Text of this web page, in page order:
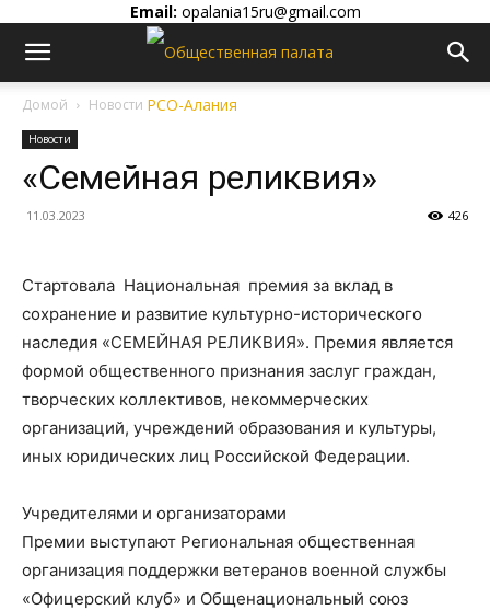
Email: opalania15ru@gmail.com
Домой Новости
Новости
«Семейная реликвия»
11.03.2023 426
Стартовала Национальная премия за вклад в
сохранение и развитие культурно-исторического
наследия «СЕМЕЙНАЯ РЕЛИКВИЯ». Премия является
формой общественного признания заслуг граждан,
творческих коллективов, некоммерческих
организаций, учреждений образования и культуры,
иных юридических лиц Российской Федерации.
Учредителями и организаторами
Премии выступают Региональная общественная
организация поддержки ветеранов военной службы
«Офицерский клуб» и Общенациональный союз